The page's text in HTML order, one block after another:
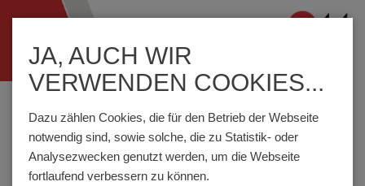
ein-/ausblenden
Home Komponenten Reihenklemmen SRT4-S
SRT4-S
JA, AUCH WIR
VERWENDEN COOKIES...
Dazu zählen Cookies, die für den Betrieb der Webseite
notwendig sind, sowie solche, die zu Statistik- oder
Analysezwecken genutzt werden, um die Webseite
fortlaufend verbessern zu können.